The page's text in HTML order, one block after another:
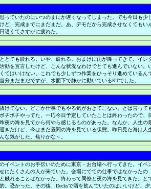
っていたのにいつのまにか遅くなってしまった。でも今日も少
ど、完成までにまだまだ。あ、デモだから完成させなくてもい
遅くてさすがに疲れた。
とても疲れる。いや、疲れる。おまけに雨が降ってきて。イン
動を宣言したけど、こんな状況なわけでとても進んでいない。
てはいけない。これでも少しずつ作業をひっそり進めているん
分まだまだですが、水面下で静かに動いているKTでした。
けてない。どこか仕事でもやる気がおきてこない。とは言って
チボチやってた。一応今日予定していたことは終わったので、
夜の海を見てから何やら感じるものがあった。なんか、人生の
ぎだけど、今はまだ昼間の海を見ている状態。昨日見た海は人
な気がした。焦りかな～。
イベントのお手伝いのために東京・お台場へ行ってきた。イベ
にたくさんの人が来ていた。会場にでての仕事ではなかったの
触れることはなかった。終わって同僚と夜の海を見てきた。と
。恐かった。その後、Decksで酒を飲んでいたのはいいけど、夕